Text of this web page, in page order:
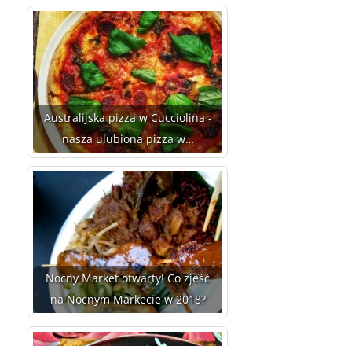
Australijska pizza w Cucciolina -
nasza ulubiona pizza w…
Nocny Market otwarty! Co zjeść
na Nocnym Markecie w 2018?